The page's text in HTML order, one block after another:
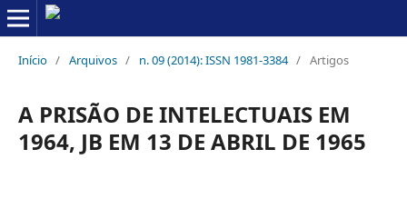
Início / Arquivos / n. 09 (2014): ISSN 1981-3384 / Artigos
A PRISÃO DE INTELECTUAIS EM
1964, JB EM 13 DE ABRIL DE 1965